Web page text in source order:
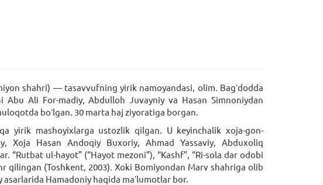
shahri) — tasavvufning yirik namoyandasi, olim. Bagʻdodda
Ali For-madiy, Abdulloh Juvayniy va Hasan Simnoniydan
boʻlgan. 30 marta haj ziyoratiga borgan.
yirik mashoyixlarga ustozlik qilgan. U keyinchalik xoja-gon-
Xoja Hasan Andoqiy Buxoriy, Ahmad Yassaviy, Abduxoliq
ul-hayot” (“Hayot mezoni”), “Kashf”, “Ri-sola dar odobi
qilingan (Toshkent, 2003). Xoki Bomiyondan Marv shahriga olib
Hamadoniy haqida maʼlumotlar bor.